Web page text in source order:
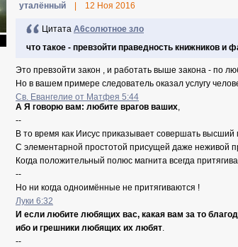
уталённый 12 Ноя 2016
Цитата А6солютное зло
что такое - превзойти праведность книжников и
Это превзойти закон , и работать выше закона - по
Но в вашем примере следователь оказал услугу
Св. Евангелие от Матфея 5:44
А Я говорю вам: любите врагов ваших,
--
В то время как Иисус приказывает совершать высший
С элементарной простотой присущей даже неживой
Когда положительный полюс магнита всегда
--
Но ни когда одноимённые не притягиваются !
Луки 6:32
И если любите любящих вас, какая вам за то
ибо и грешники любящих их любят.
--